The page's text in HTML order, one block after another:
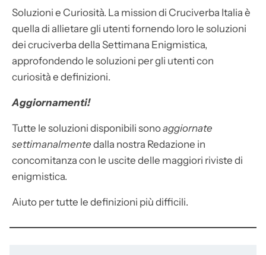
Soluzioni e Curiosità. La mission di Cruciverba Italia è
quella di allietare gli utenti fornendo loro le soluzioni
dei cruciverba della Settimana Enigmistica,
approfondendo le soluzioni per gli utenti con
curiosità e definizioni.
Aggiornamenti!
Tutte le soluzioni disponibili sonoaggiornate
settimanalmente dalla nostra Redazione in
concomitanza con le uscite delle maggiori riviste di
enigmistica.
Aiuto per tutte le definizioni più difficili.